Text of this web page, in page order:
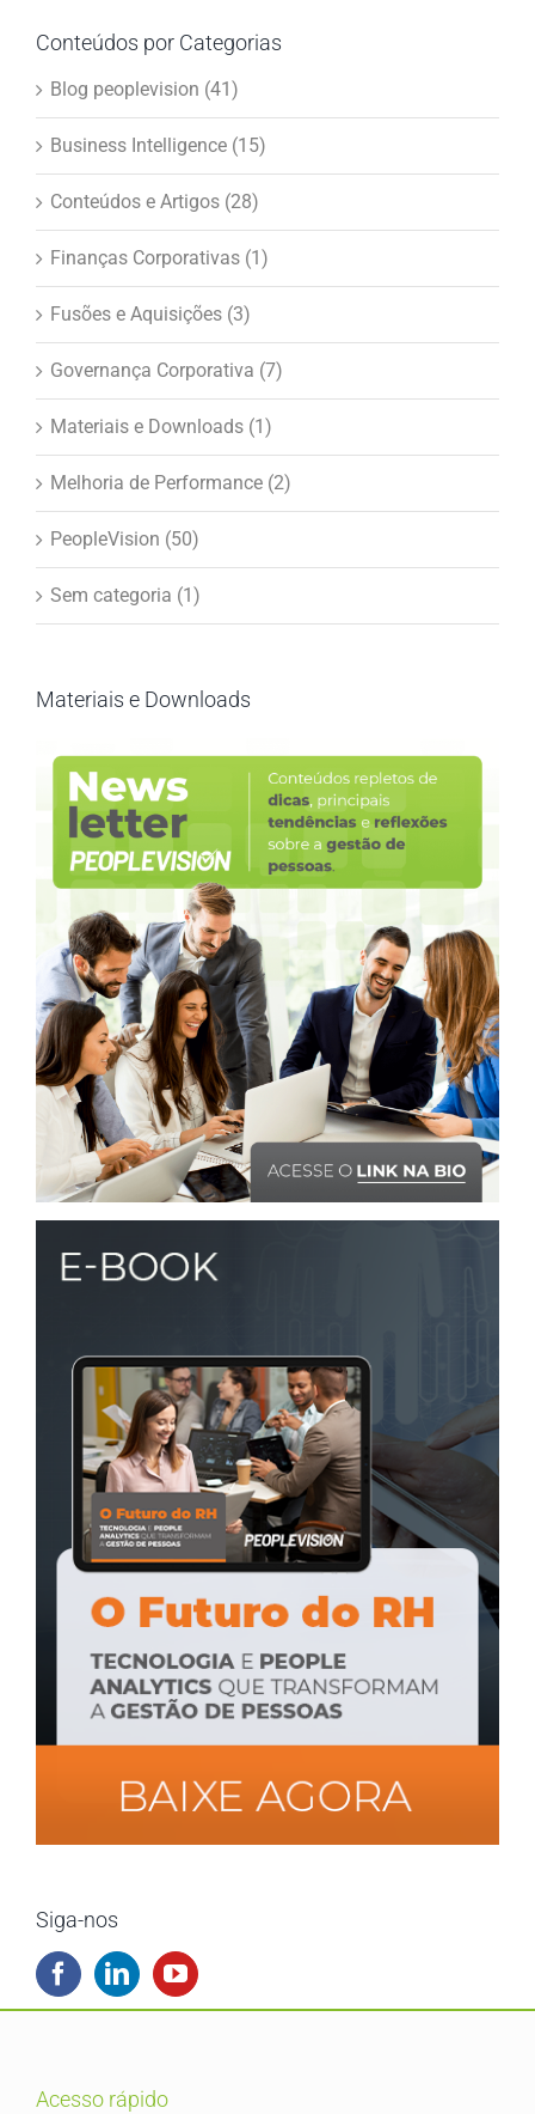
Conteúdos por Categorias
Blog peoplevision (41)
Business Intelligence (15)
Conteúdos e Artigos (28)
Finanças Corporativas (1)
Fusões e Aquisições (3)
Governança Corporativa (7)
Materiais e Downloads (1)
Melhoria de Performance (2)
PeopleVision (50)
Sem categoria (1)
Materiais e Downloads
Siga-nos
acesso rápido